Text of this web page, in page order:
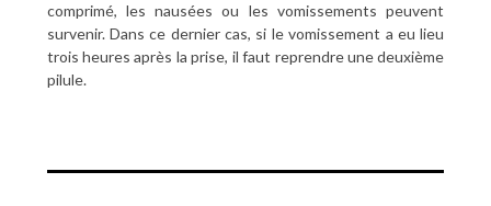
comprimé, les nausées ou les vomissements peuvent
survenir. Dans ce dernier cas, si le vomissement a eu lieu
trois heures après la prise, il faut reprendre une deuxième
pilule.